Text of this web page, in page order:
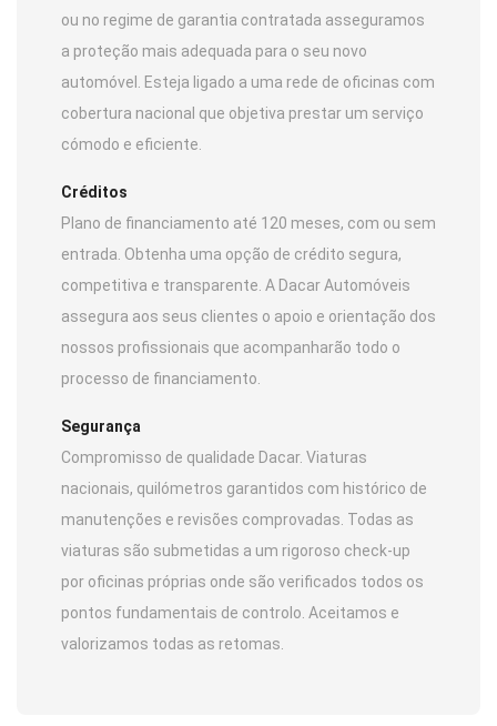
ou no regime de garantia contratada asseguramos
a proteção mais adequada para o seu novo
automóvel. Esteja ligado a uma rede de oficinas com
cobertura nacional que objetiva prestar um serviço
cómodo e eficiente.
Créditos
Plano de financiamento até 120 meses, com ou sem
entrada. Obtenha uma opção de crédito segura,
competitiva e transparente. A Dacar Automóveis
assegura aos seus clientes o apoio e orientação dos
nossos profissionais que acompanharão todo o
processo de financiamento.
Segurança
Compromisso de qualidade Dacar. Viaturas
nacionais, quilómetros garantidos com histórico de
manutenções e revisões comprovadas. Todas as
viaturas são submetidas a um rigoroso check-up
por oficinas próprias onde são verificados todos os
pontos fundamentais de controlo. Aceitamos e
valorizamos todas as retomas.